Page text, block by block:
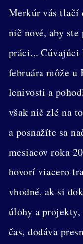
Merkúr vás tlačí
nič nové, aby
práci.,. Cúvajúci
februára môže u
lenivosti a
však nič zlé na
a posnažíte sa
mesiacov roka
hovorí viacero
vhodné, ak si
úlohy a
čas, dodáva